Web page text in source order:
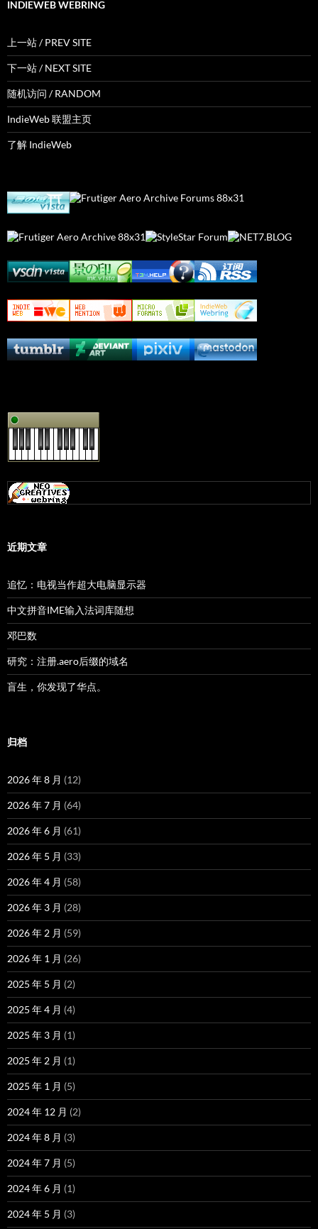
INDIEWEB WEBRING
上一站 / PREV SITE
下一站 / NEXT SITE
随机访问 / RANDOM
IndieWeb 联盟主页
了解 IndieWeb
近期文章
追忆：电视当作超大电脑显示器
中文拼音IME输入法词库随想
邓巴数
研究：注册.aero后缀的域名
盲生，你发现了华点。
归档
2026 年 8 月 (12)
2026 年 7 月 (64)
2026 年 6 月 (61)
2026 年 5 月 (33)
2026 年 4 月 (58)
2026 年 3 月 (28)
2026 年 2 月 (59)
2026 年 1 月 (26)
2025 年 5 月 (2)
2025 年 4 月 (4)
2025 年 3 月 (1)
2025 年 2 月 (1)
2025 年 1 月 (5)
2024 年 12 月 (2)
2024 年 8 月 (3)
2024 年 7 月 (5)
2024 年 6 月 (1)
2024 年 5 月 (3)